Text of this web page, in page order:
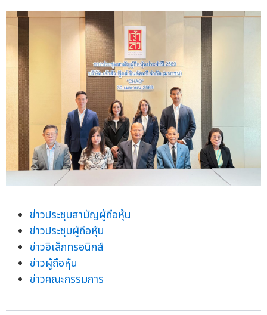
ข่าวประชุมสามัญผู้ถือหุ้น
ข่าวประชุมผู้ถือหุ้น
ข่าวอิเล็กทรอนิกส์
ข่าวผู้ถือหุ้น
ข่าวคณะกรรมการ